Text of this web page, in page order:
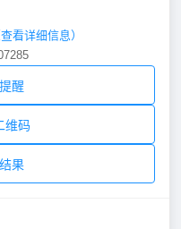
查看详细信息）
醒
维码
果